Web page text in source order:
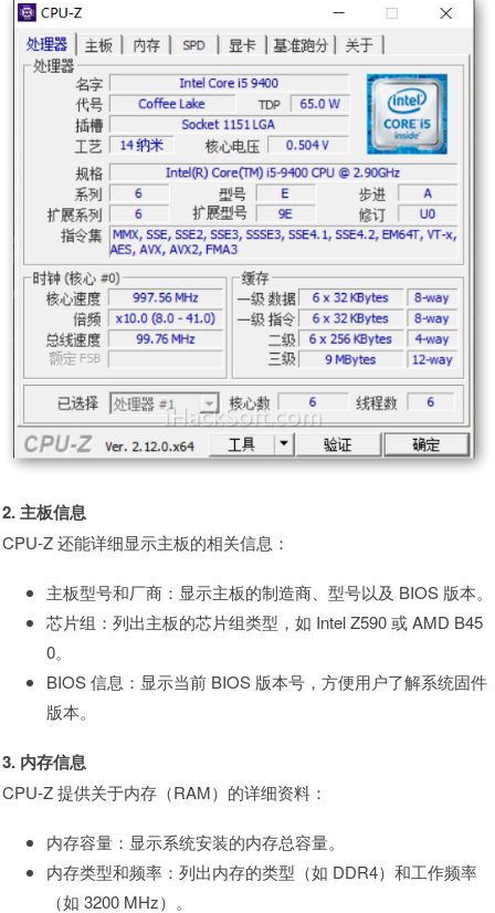
2. 主板信息
CPU-Z 还能详细显示主板的相关信息：
主板型号和厂商：显示主板的制造商、型号以及 BIOS 版本。
芯片组：列出主板的芯片组类型，如 Intel Z590 或 AMD B45
0。
BIOS 信息：显示当前 BIOS 版本号，方便用户了解系统固件
版本。
3. 内存信息
CPU-Z 提供关于内存（RAM）的详细资料：
内存容量：显示系统安装的内存总容量。
内存类型和频率：列出内存的类型（如 DDR4）和工作频率
（如 3200 MHz）。